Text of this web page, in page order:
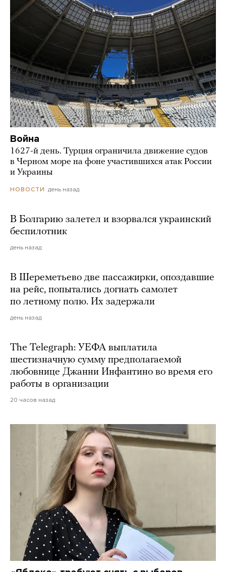
Война
1627-й день. Турция ограничила движение судов
в Черном море на фоне участившихся атак России
и Украины
НОВОСТИ день назад
В Болгарию залетел и взорвался украинский
беспилотник
день назад
В Шереметьево две пассажирки, опоздавшие
на рейс, попытались догнать самолет
по летному полю. Их задержали
день назад
The Telegraph: УЕФА выплатила
шестизначную сумму предполагаемой
любовнице Джанни Инфантино во время его
работы в организации
20 часов назад